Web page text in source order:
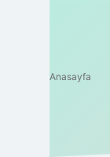
Anasayfa